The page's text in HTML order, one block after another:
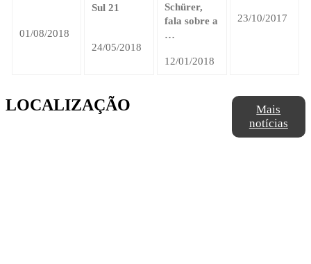
01/08/2018
Sul 21
24/05/2018
Schürer,
fala sobre a
…
12/01/2018
23/10/2017
Mais
notícias
LOCALIZAÇÃO